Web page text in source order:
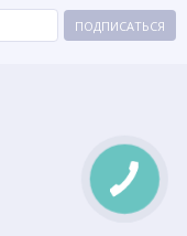
ПОДПИСАТЬСЯ